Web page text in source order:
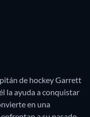
de hockey Garrett
la ayuda a conquistar
en una